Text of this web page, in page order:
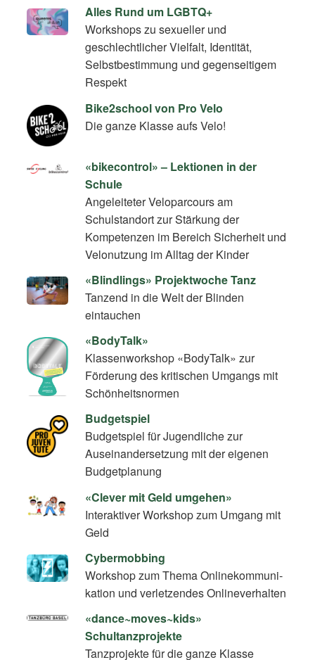
Alles Rund um LGBTQ+
Workshops zu sexueller und
geschlechtlicher Vielfalt, Identität,
Selbstbestimmung und gegenseitigem
Respekt
Bike2school von Pro Velo
Die ganze Klasse aufs Velo!
«bikecontrol» – Lektionen in der
Schule
Angeleiteter Veloparcours am
Schulstandort zur Stärkung der
Kompetenzen im Bereich Sicherheit und
Velonutzung im Alltag der Kinder
«Blindlings» Projektwoche Tanz
Tanzend in die Welt der Blinden
eintauchen
«BodyTalk»
Klassenworkshop «BodyTalk» zur
Förderung des kritischen Umgangs mit
Schönheitsnormen
Budgetspiel
Budgetspiel für Jugendliche zur
Auseinandersetzung mit der eigenen
Budgetplanung
«Clever mit Geld umgehen»
Interaktiver Workshop zum Umgang mit
Geld
Cybermobbing
Workshop zum Thema On­line­kom­mu­ni­
ka­ti­on und verletzendes Onlineverhalten
«dance~moves~kids»
Schultanzprojekte
Tanzprojekte für die ganze Klasse